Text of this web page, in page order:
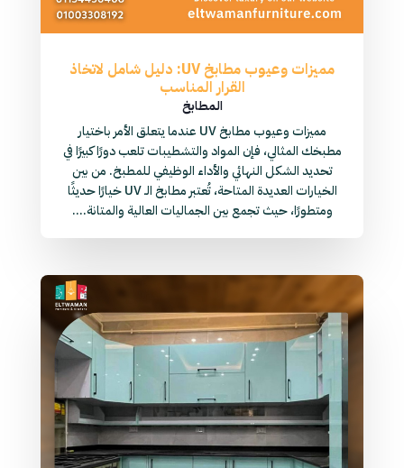
مميزات وعيوب مطابخ UV: دليل شامل لاتخاذ
القرار المناسب
المطابخ
مميزات وعيوب مطابخ UV عندما يتعلق الأمر باختيار
مطبخك المثالي، فإن المواد والتشطيبات تلعب دورًا كبيرًا في
تحديد الشكل النهائي والأداء الوظيفي للمطبخ. من بين
الخيارات العديدة المتاحة، تُعتبر مطابخ الـ UV خيارًا حديثًا
ومتطورًا، حيث تجمع بين الجماليات العالية والمتانة....